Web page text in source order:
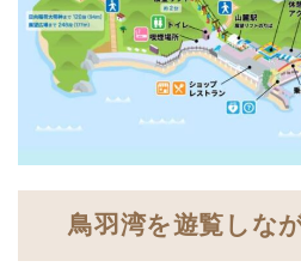
鳥羽湾を遊覧しな